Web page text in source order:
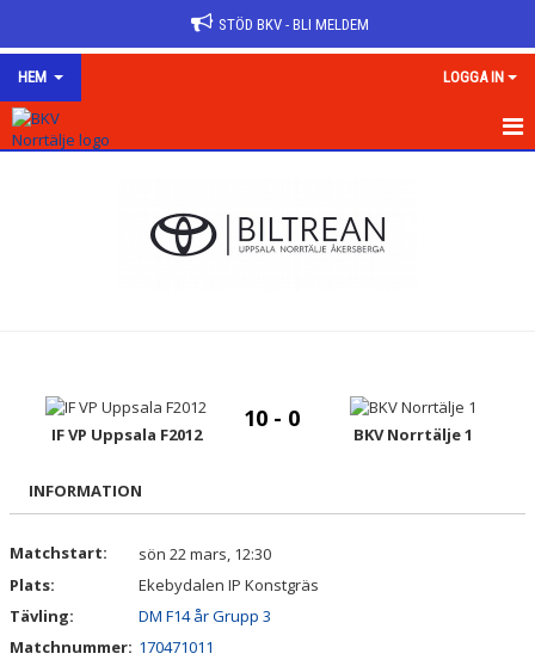
STÖD BKV - BLI MELDEM
HEM LOGGA IN
KALENDER
MATCHER
AVGIFTER BKV NORRTÄLJE
BOKA LOKAL/KONFERENS
IF VP Uppsala F2012
10 - 0
BKV Norrtälje 1
INFORMATION
Matchstart:
sön 22 mars, 12:30
Plats:
Ekebydalen IP Konstgräs
Tävling:
DM F14 år Grupp 3
Matchnummer: 170471011